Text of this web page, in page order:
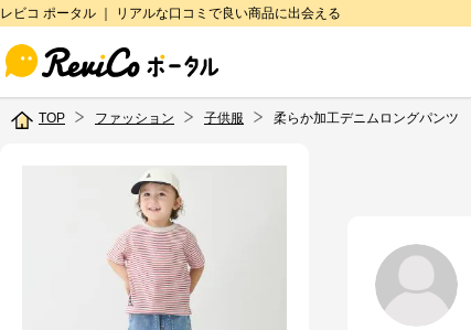
レビコ ポータル ｜ リアルな口コミで良い商品に出会える
TOP ファッション 子供服 柔らか加工デニムロングパンツ